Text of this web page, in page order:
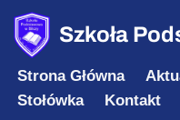
Przejdź
do
treści
Szkoła
Strona Główna
Stołówka
Kontakt